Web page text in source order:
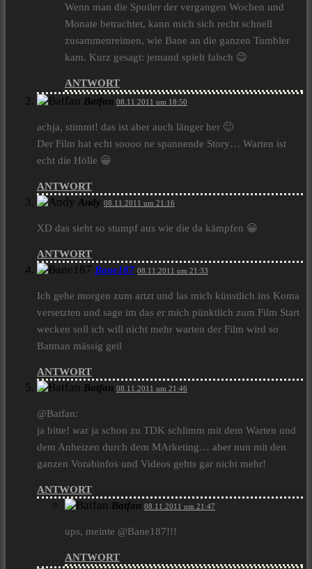
Wenn man die Spoiler der vergangen Wochen und
Monate betrachtet, kann mich sich recht schnell
zusammenreimen, wie Bane an die ganzen Tumbler
kam. Kurz gesagt: jemand spielt falsch 😉
ANTWORT
Batfan 08.11.2011 um 18:50
achja, stimmt! das ist aber auch länger her 🙂
Der Film hat echt soooo ne spannende Story… Warten ist
echt die Hölle 😀
ANTWORT
Andy 08.11.2011 um 21:16
XD das sieht so stumpf aus wie die da kämpfen 😀
ANTWORT
Bane187 08.11.2011 um 21:33
Ich gehe morgen zum artzt und las mich künstlich ins Koma
versetzten und sage im das er mich pünktlich zum Film Start
wecken soll ich will nicht mehr warten der Film wird so
Batman mässig geil
ANTWORT
Batfan 08.11.2011 um 21:46
@Batfan:
ja bitte! war ja schon zu TDK schlimm mit dem Warten und
dem Anheizen durch dem MArketing… aber nun mit den
ganzen Vorabinfos und Videos gehts gar nicht mehr!
ANTWORT
Batfan 08.11.2011 um 21:47
ups, meinte @Bane187!!!
ANTWORT